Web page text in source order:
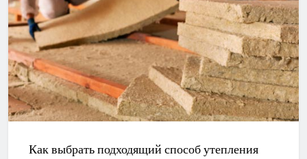
Как выбрать подходящий способ утепления